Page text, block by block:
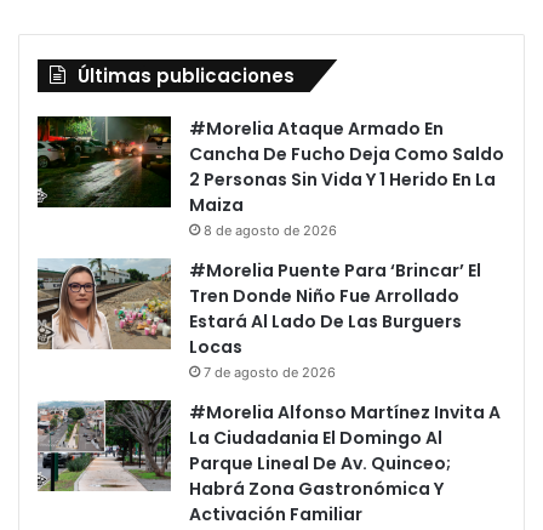
Últimas publicaciones
#Morelia Ataque Armado En
Cancha De Fucho Deja Como Saldo
2 Personas Sin Vida Y 1 Herido En La
Maiza
8 de agosto de 2026
#Morelia Puente Para ‘Brincar’ El
Tren Donde Niño Fue Arrollado
Estará Al Lado De Las Burguers
Locas
7 de agosto de 2026
#Morelia Alfonso Martínez Invita A
La Ciudadania El Domingo Al
Parque Lineal De Av. Quinceo;
Habrá Zona Gastronómica Y
Activación Familiar